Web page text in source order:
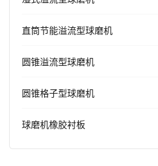
直筒节能溢流型球磨机
圆锥溢流型球磨机
圆锥格子型球磨机
球磨机橡胶衬板